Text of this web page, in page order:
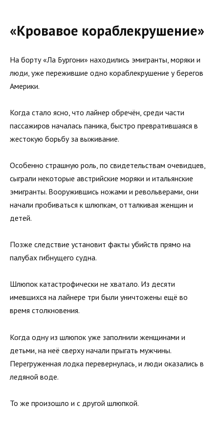
«Кровавое кораблекрушение»
На борту «Ла Бургони» находились эмигранты, моряки и
люди, уже пережившие одно кораблекрушение у берегов
Америки.
Когда стало ясно, что лайнер обречён, среди части
пассажиров началась паника, быстро превратившаяся в
жестокую борьбу за выживание.
Особенно страшную роль, по свидетельствам очевидцев,
сыграли некоторые австрийские моряки и итальянские
эмигранты. Вооружившись ножами и револьверами, они
начали пробиваться к шлюпкам, отталкивая женщин и
детей.
Позже следствие установит факты убийств прямо на
палубах гибнущего судна.
Шлюпок катастрофически не хватало. Из десяти
имевшихся на лайнере три были уничтожены ещё во
время столкновения.
Когда одну из шлюпок уже заполнили женщинами и
детьми, на неё сверху начали прыгать мужчины.
Перегруженная лодка перевернулась, и люди оказались в
ледяной воде.
То же произошло и с другой шлюпкой.